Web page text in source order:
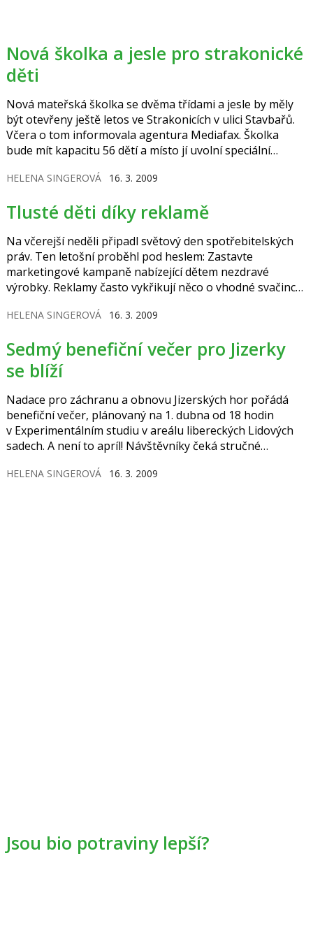
Nová školka a jesle pro strakonické
děti
Nová mateřská školka se dvěma třídami a jesle by měly
být otevřeny ještě letos ve Strakonicích v ulici Stavbařů.
Včera o tom informovala agentura Mediafax. Školka
bude mít kapacitu 56 dětí a místo jí uvolní speciální
v Plánově ulici, kde je nyní zvláštní školka. Přestavba
koberci, hračkami a dalším vybavením přijde zhruba na
1,3 milionu korun. Další půlmilion si vyžádají drobné…
HELENA SINGEROVÁ 16. 3. 2009
Tlusté děti díky reklamě
Na včerejší neděli připadl světový den spotřebitelských
práv. Ten letošní proběhl pod heslem: Zastavte
marketingové kampaně nabízející dětem nezdravé
výrobky. Reklamy často vykřikují něco o vhodné svačince
proklamovaných výrobků popírají. Bývají totiž tučné a
HELENA SINGEROVÁ 16. 3. 2009
Sedmý benefiční večer pro Jizerky
se blíží
Nadace pro záchranu a obnovu Jizerských hor pořádá
benefiční večer, plánovaný na 1. dubna od 18 hodin
v Experimentálním studiu v areálu libereckých Lidových
sadech. A není to apríl! Návštěvníky čeká stručné
předčítání z nové knihy o jizerskohorských pomníčcích
HELENA SINGEROVÁ 16. 3. 2009
Jsou bio potraviny lepší?